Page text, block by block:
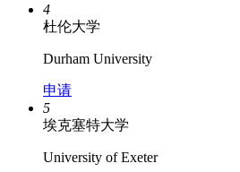
4
杜伦大学
Durham University
申请
5
埃克塞特大学
University of Exeter